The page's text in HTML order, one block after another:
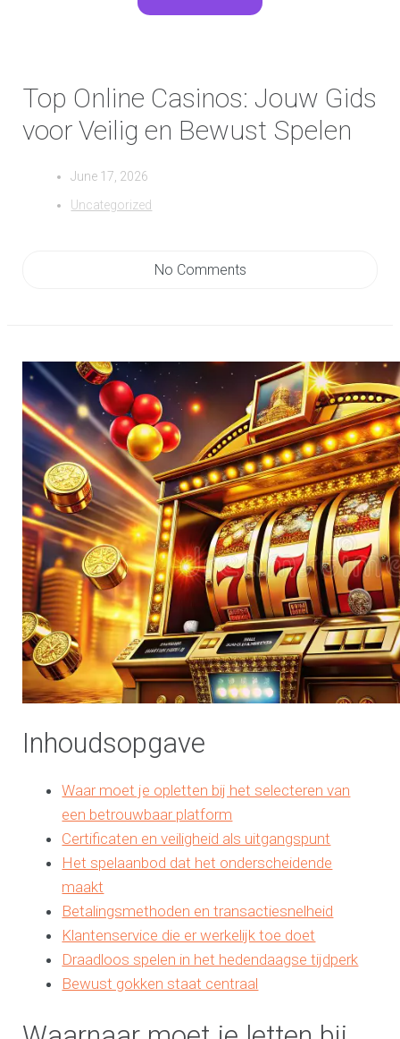
Top Online Casinos: Jouw Gids
voor Veilig en Bewust Spelen
June 17, 2026
Uncategorized
No Comments
Inhoudsopgave
Waar moet je opletten bij het selecteren van
een betrouwbaar platform
Certificaten en veiligheid als uitgangspunt
Het spelaanbod dat het onderscheidende
maakt
Betalingsmethoden en transactiesnelheid
Klantenservice die er werkelijk toe doet
Draadloos spelen in het hedendaagse tijdperk
Bewust gokken staat centraal